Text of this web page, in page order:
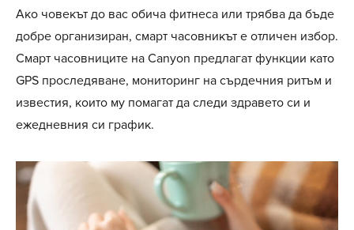
Ако човекът до вас обича фитнеса или трябва да бъде
добре организиран, смарт часовникът е отличен избор.
Смарт часовниците на Canyon предлагат функции като
GPS проследяване, мониторинг на сърдечния ритъм и
известия, които му помагат да следи здравето си и
ежедневния си график.